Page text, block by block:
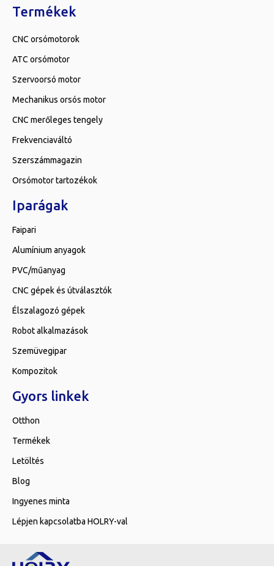
Termékek
CNC orsómotorok
ATC orsómotor
Szervoorsó motor
Mechanikus orsós motor
CNC merőleges tengely
Frekvenciaváltó
Szerszámmagazin
Orsómotor tartozékok
Iparágak
Faipari
Alumínium anyagok
PVC/műanyag
CNC gépek és útválasztók
Élszalagozó gépek
Robot alkalmazások
Szemüvegipar
Kompozitok
Gyors linkek
Otthon
Termékek
Letöltés
Blog
Ingyenes minta
Lépjen kapcsolatba HOLRY-val